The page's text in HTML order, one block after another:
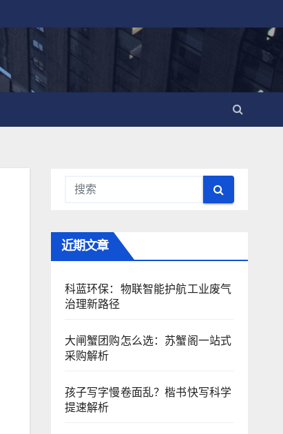
近期文章
科蓝环保：物联智能护航工业废气
治理新路径
大闸蟹团购怎么选：苏蟹阁一站式
采购解析
孩子写字慢卷面乱？楷书快写科学
提速解析